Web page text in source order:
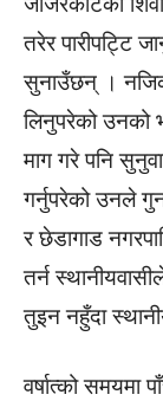
तरेर पारीपट्टि
सुनाउँछन् ।
लिनुपरेको
माग गरे पनि
गर्नुपरेको उनले
र छेडागाड
तर्न
तुइन नहुँदा
वर्षात्को समयमा